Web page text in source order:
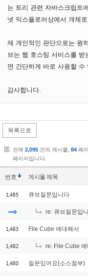
는 트리 관련 자바스크립트
넷 익스플로러상에서 개체
제 개인적인 판단으로는 원
브는 웹 호스팅 서비스를
면 간단하게 바로 사용할
감사합니다.
목록으로
전체 2,095 건의 게시물, 84 페
페이지입니다.
번호 게시물제목
1,485 큐브질문입니다
re: 큐브질문입
1,483 File Cube 에대해서
1,482 re: File Cube 에
1,480 질문있어요(소스첨부)